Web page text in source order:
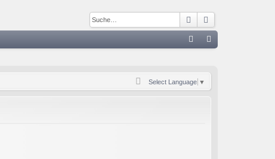
Suche
m
Select Language ▼